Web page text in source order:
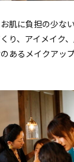
肌に負担の少な
り、アイメイク
あるメイクアッ